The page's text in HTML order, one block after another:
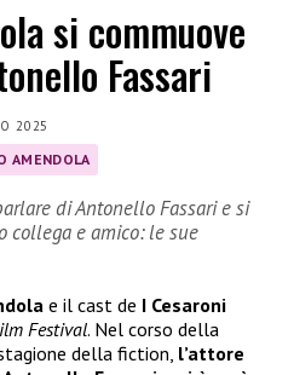
si commuove
Fassari
2025
AMENDOLA
di Antonello Fassari e si
collega e amico: le sue
e il cast de I Cesaroni
Festival. Nel corso della
della fiction, l’attore